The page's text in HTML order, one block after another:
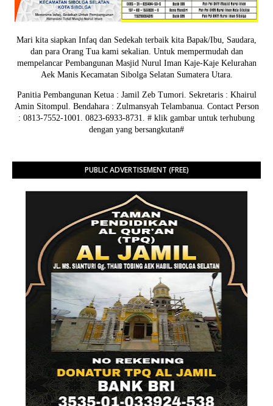
Mari kita siapkan Infaq dan Sedekah terbaik kita Bapak/Ibu, Saudara,
dan para Orang Tua kami sekalian. Untuk mempermudah dan
mempelancar Pembangunan Masjid Nurul Iman Kaje-Kaje Kelurahan
Aek Manis Kecamatan Sibolga Selatan Sumatera Utara.
Panitia Pembangunan Ketua : Jamil Zeb Tumori. Sekretaris : Khairul
Amin Sitompul. Bendahara : Zulmansyah Telambanua. Contact Person
: 0813-7552-1001. 0823-6933-8731. # klik gambar untuk terhubung
dengan yang bersangkutan#
PUBLIC ADVERTISEMENT (FREE)